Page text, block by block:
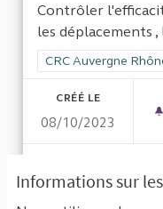
Informations sur
Contrôler
les déplacements
Filtrer les résultats
CRC Auvergne
CRÉÉ LE
08/10/2023